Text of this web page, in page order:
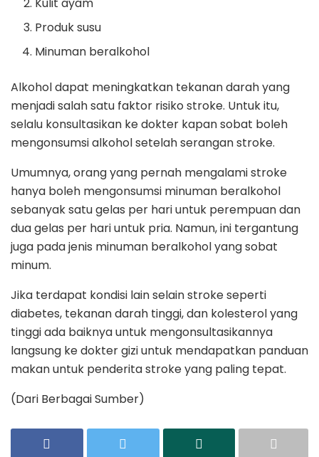
Produk susu
Minuman beralkohol
Alkohol dapat meningkatkan tekanan darah yang
menjadi salah satu faktor risiko stroke. Untuk itu,
selalu konsultasikan ke dokter kapan sobat boleh
mengonsumsi alkohol setelah serangan stroke.
Umumnya, orang yang pernah mengalami stroke
hanya boleh mengonsumsi minuman beralkohol
sebanyak satu gelas per hari untuk perempuan dan
dua gelas per hari untuk pria. Namun, ini tergantung
juga pada jenis minuman beralkohol yang sobat
minum.
Jika terdapat kondisi lain selain stroke seperti
diabetes, tekanan darah tinggi, dan kolesterol yang
tinggi ada baiknya untuk mengonsultasikannya
langsung ke dokter gizi untuk mendapatkan panduan
makan untuk penderita stroke yang paling tepat.
(Dari Berbagai Sumber)